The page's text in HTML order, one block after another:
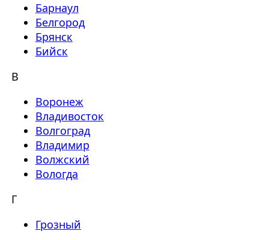
Барнаул
Белгород
Брянск
Бийск
В
Воронеж
Владивосток
Волгоград
Владимир
Волжский
Вологда
Г
Грозный